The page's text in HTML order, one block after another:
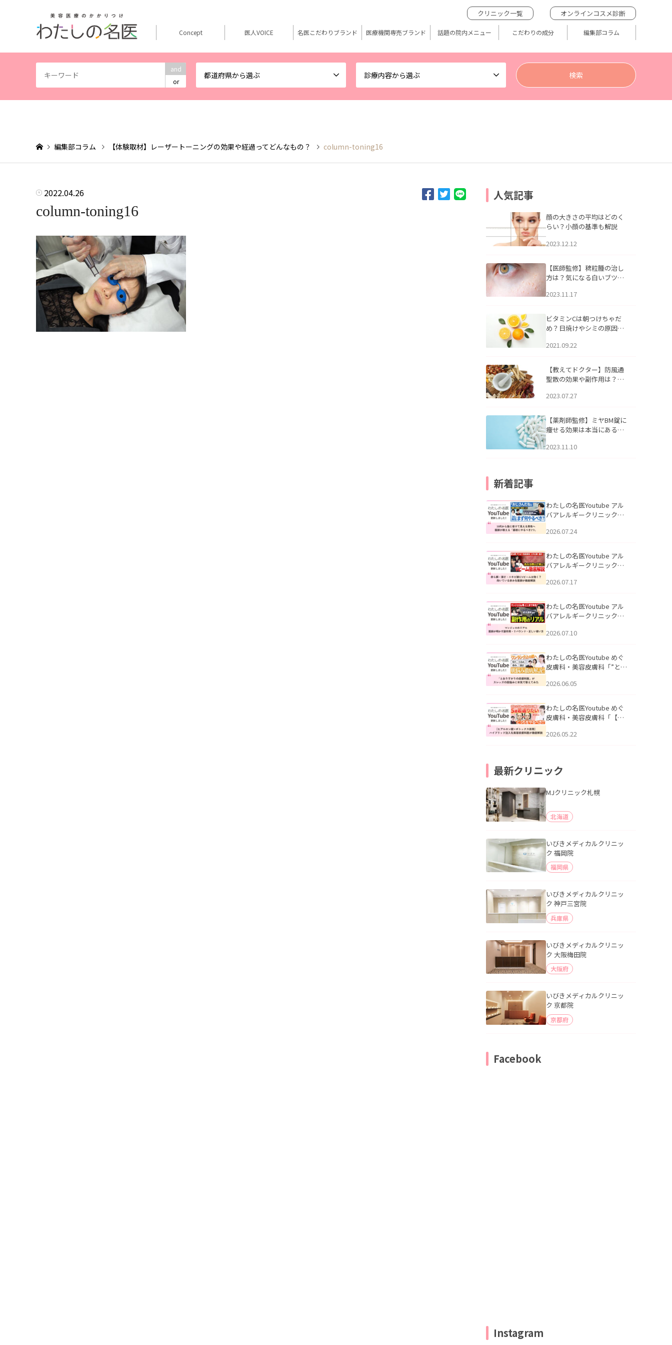
and
or
都道府県から選ぶ 診療内容から選ぶ
クリニック一覧 オンラインコスメ診断
Concept 医人VOICE 名医こだわりブランド 医療機関専売ブランド 話題の院内メニュー こだわりの成分 編集部コラム
編集部コラム 【体験取材】レーザートーニングの効果や経過ってどんなもの？ column-toning16
2022.04.26
column-toning16
人気記事
顔の大きさの平均はどのく
らい？小顔の基準も解説
2023.12.12
【医師監修】稗粒腫の治し
方は？気になる白いブツブ
アについて
2023.11.17
ビタミンCは朝つけちゃだ
め？日焼けやシミの原因に
2021.09.22
【教えてドクター】防風通
聖散の効果や副作用は？長
2023.07.27
【薬剤師監修】ミヤBM錠に
痩せる効果は本当にある
2023.11.10
新着記事
わたしの名医Youtube アル
バアレルギークリニック札
える男性へ｜医師が教える
公開いたしました。
2026.07.24
わたしの名医Youtube アル
バアレルギークリニック札
跡にVビームは効く？向いて
説」を公開いたしました。
2026.07.17
わたしの名医Youtube アル
バアレルギークリニック札
医師が明かす副作用・リバ
公開いたしました。
2026.07.10
わたしの名医Youtube めぐ
皮膚科・美容皮膚科「”とお
ッズの肌悩みに本気で答え
た。
2026.06.05
わたしの名医Youtube めぐ
皮膚科・美容皮膚科「【ヒ
用】ハイブリッド注入を美
2026.05.22
最新クリニック
MJクリニック札幌
北海道
いびきメディカルクリニッ
ク 福岡院
福岡県
いびきメディカルクリニッ
ク 神戸三宮院
兵庫県
いびきメディカルクリニッ
ク 大阪梅田院
大阪府
いびきメディカルクリニッ
ク 京都院
京都府
Facebook
Instagram